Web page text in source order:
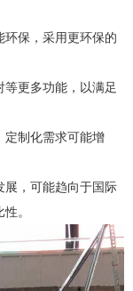
保，采用更环保的
更多功能，以满足
定制化需求可能增
展，可能趋向于国际
。